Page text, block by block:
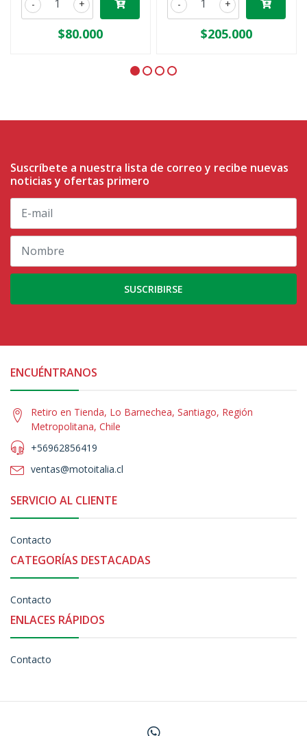
+
-
$80.000
+
-
$205.000
Suscríbete a nuestra lista de correo y recibe nuevas
noticias y ofertas primero
SUSCRIBIRSE
ENCUÉNTRANOS
Retiro en Tienda, Lo Barnechea, Santiago, Región
Metropolitana, Chile
+56962856419
ventas@motoitalia.cl
SERVICIO AL CLIENTE
Contacto
CATEGORÍAS DESTACADAS
Contacto
ENLACES RÁPIDOS
Contacto